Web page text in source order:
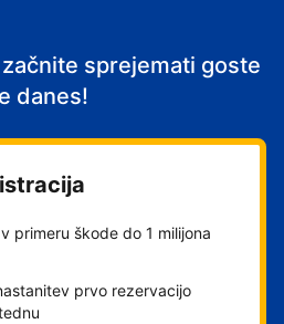
sprejemati goste
danes!
primeru škode do 1 milijona
prvo rezervacijo